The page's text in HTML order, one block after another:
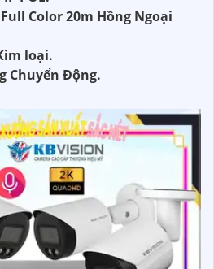
Full Color 20m Hồng Ngoại
loại.
Chuyển Động.